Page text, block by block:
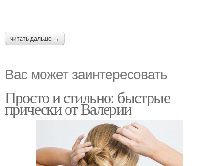
читать дальше →
Вас может заинтересовать
Просто и стильно: быстрые
прически от Валерии